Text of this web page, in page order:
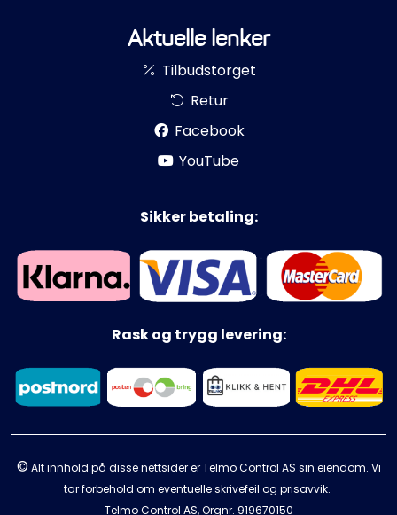
Aktuelle lenker
Tilbudstorget
Retur
Facebook
YouTube
Sikker betaling:
Rask og trygg levering:
© Alt innhold på disse nettsider er Telmo Control AS sin eiendom. Vi
tar forbehold om eventuelle skrivefeil og prisavvik.
Telmo Control AS, Orgnr. 919670150